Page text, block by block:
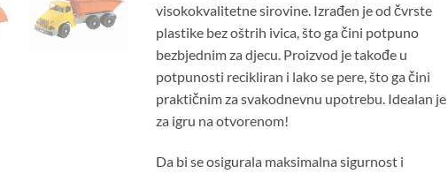
visokokvalitetne sirovine. Izrađen je od čvrste
plastike bez oštrih ivica, što ga čini potpuno
bezbjednim za djecu. Proizvod je takođe u
potpunosti recikliran i lako se pere, što ga čini
praktičnim za svakodnevnu upotrebu. Idealan je
za igru na otvorenom!
Da bi se osigurala maksimalna sigurnost i